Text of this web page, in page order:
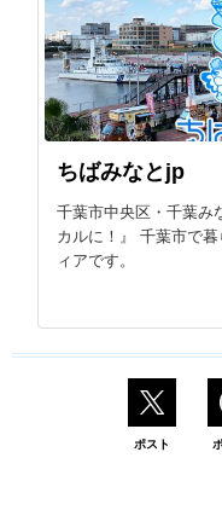
ちばみなとjp
千葉市中央区・千葉み
カルに！』 千葉市で
ィアです。
ポスト